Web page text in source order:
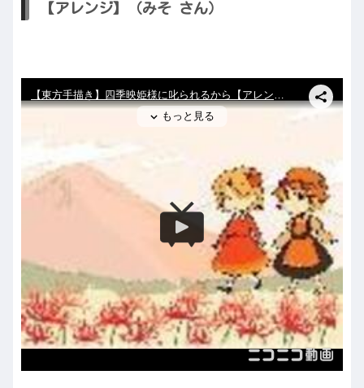
【アレンジ】（みそ さん）